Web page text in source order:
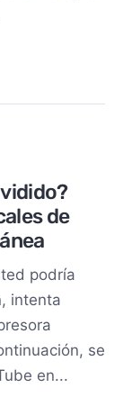
de
podría
intenta
se
en...